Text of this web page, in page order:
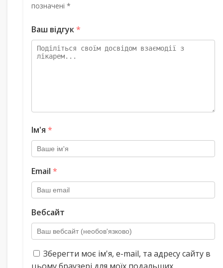
позначені *
Ваш відгук*
Ім'я *
Email *
Вебсайт
Зберегти моє ім'я, e-mail, та адресу сайту в